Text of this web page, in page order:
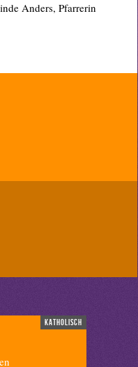
Anders, Pfarrerin
katholisch